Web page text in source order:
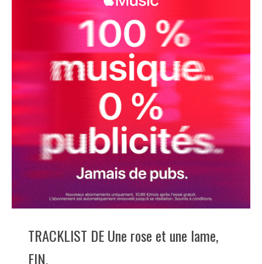
TRACKLIST DE Une rose et une lame,
FIN.